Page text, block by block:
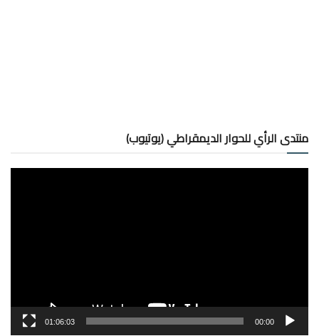
منتدى الرأي للحوار الديمقراطي (يوتيوب)
00:00
01:06:03